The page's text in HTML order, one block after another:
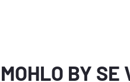
MOHLO BY